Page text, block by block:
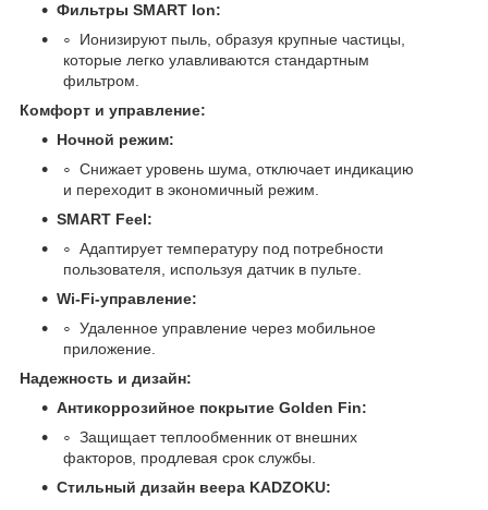
Фильтры SMART Ion:
Ионизируют пыль, образуя крупные частицы,
которые легко улавливаются стандартным
фильтром.
Комфорт и управление:
Ночной режим:
Снижает уровень шума, отключает индикацию
и переходит в экономичный режим.
SMART Feel:
Адаптирует температуру под потребности
пользователя, используя датчик в пульте.
Wi-Fi-управление:
Удаленное управление через мобильное
приложение.
Надежность и дизайн:
Антикоррозийное покрытие Golden Fin:
Защищает теплообменник от внешних
факторов, продлевая срок службы.
Стильный дизайн веера KADZOKU: